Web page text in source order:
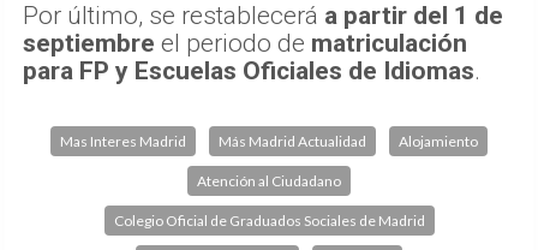
Por último, se restablecerá a partir del 1 de
septiembre el periodo de matriculación
para FP y Escuelas Oficiales de Idiomas.
Mas Interes Madrid Más Madrid Actualidad Alojamiento
Atención al Ciudadano
Colegio Oficial de Graduados Sociales de Madrid